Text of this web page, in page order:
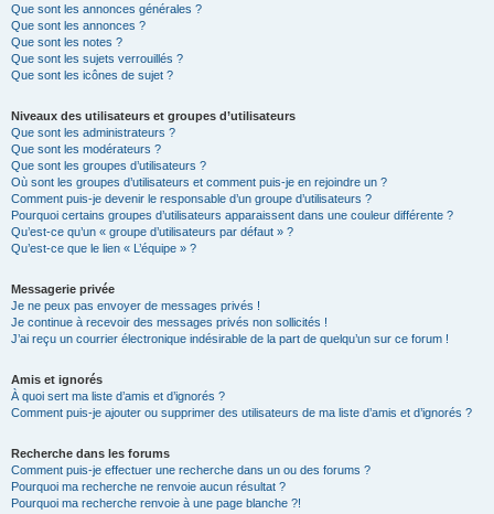
Que sont les annonces générales ?
Que sont les annonces ?
Que sont les notes ?
Que sont les sujets verrouillés ?
Que sont les icônes de sujet ?
Niveaux des utilisateurs et groupes d’utilisateurs
Que sont les administrateurs ?
Que sont les modérateurs ?
Que sont les groupes d’utilisateurs ?
Où sont les groupes d’utilisateurs et comment puis-je en rejoindre un ?
Comment puis-je devenir le responsable d’un groupe d’utilisateurs ?
Pourquoi certains groupes d’utilisateurs apparaissent dans une couleur différente ?
Qu’est-ce qu’un « groupe d’utilisateurs par défaut » ?
Qu’est-ce que le lien « L’équipe » ?
Messagerie privée
Je ne peux pas envoyer de messages privés !
Je continue à recevoir des messages privés non sollicités !
J’ai reçu un courrier électronique indésirable de la part de quelqu’un sur ce forum !
Amis et ignorés
À quoi sert ma liste d’amis et d’ignorés ?
Comment puis-je ajouter ou supprimer des utilisateurs de ma liste d’amis et d’ignorés ?
Recherche dans les forums
Comment puis-je effectuer une recherche dans un ou des forums ?
Pourquoi ma recherche ne renvoie aucun résultat ?
Pourquoi ma recherche renvoie à une page blanche ?!